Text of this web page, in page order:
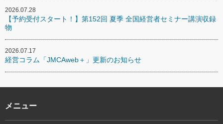
2026.07.28
【予約受付スタート！】第152回 夏季 全国経営者セミナー講演収録
物
2026.07.17
経営コラム「JMCAweb＋」更新のお知らせ
メニュー